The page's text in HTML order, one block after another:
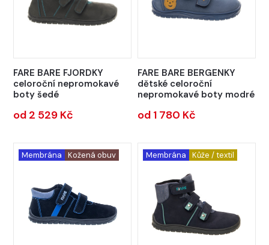
FARE BARE FJORDKY
celoroční nepromokavé
boty šedé
od 2 529 Kč
FARE BARE BERGENKY
dětské celoroční
nepromokavé boty modré
od 1 780 Kč
Membrána Kožená obuv Membrána Kůže / textil